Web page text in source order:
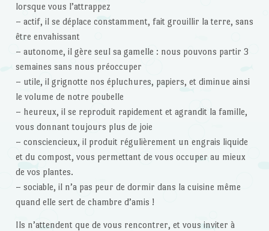
lorsque vous l’attrappez
– actif, il se déplace constamment, fait grouillir la terre, sans
être envahissant
– autonome, il gère seul sa gamelle : nous pouvons partir 3
semaines sans nous préoccuper
– utile, il grignotte nos épluchures, papiers, et diminue ainsi
le volume de notre poubelle
– heureux, il se reproduit rapidement et agrandit la famille,
vous donnant toujours plus de joie
– consciencieux, il produit régulièrement un engrais liquide
et du compost, vous permettant de vous occuper au mieux
de vos plantes.
– sociable, il n’a pas peur de dormir dans la cuisine même
quand elle sert de chambre d’amis !
Ils n’attendent que de vous rencontrer, et vous inviter à